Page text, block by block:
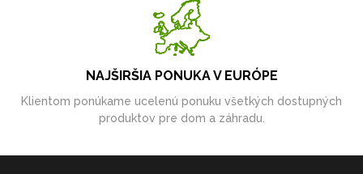
NAJŠIRŠIA PONUKA V EURÓPE
Klientom ponúkame ucelenú ponuku všetkých dostupných
produktov pre dom a záhradu.